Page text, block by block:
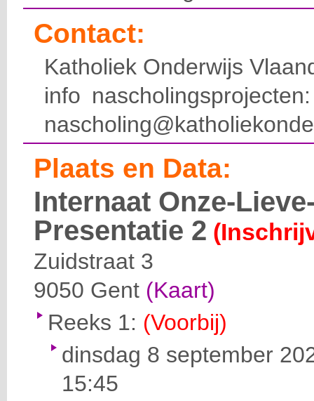
Contact:
Katholiek Onderwijs
info
Plaats en Data:
Internaat Onze-
Presentatie 2
Zuidstraat 3
9050 Gent (Kaart)
Reeks 1: (Voorbij)
dinsdag 8 september
15:45